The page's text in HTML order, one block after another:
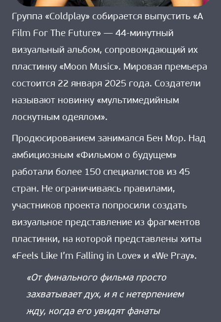
Группа «Coldplay» собирается выпустить «A
Film For The Future» — 44-минутный
визуальный альбом, сопровождающий их
пластинку «Moon Music». Мировая премьера
состоится 22 января 2025 года. Создатели
называют новинку «мультимедийным
лоскутным одеялом».
Продюсированием занимался Бен Мор. Над
амбициозным «Фильмом о будущем»
работали более 150 специалистов из 45
стран. Не ограничиваясь правилами,
участников проекта попросили создать
визуальное представление из фрагментов
пластинки, на которой представлены хиты
«Feels Like I’m Falling in Love» и «We Pray».
«От финального фильма просто
захватывает дух, и я с нетерпением
жду, когда его увидят фанаты